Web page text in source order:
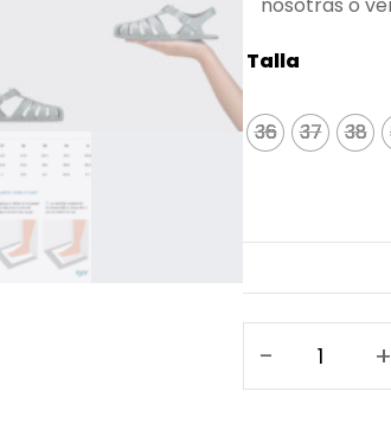
nosotras o
Talla
36
36 37
37 38
38
+
-